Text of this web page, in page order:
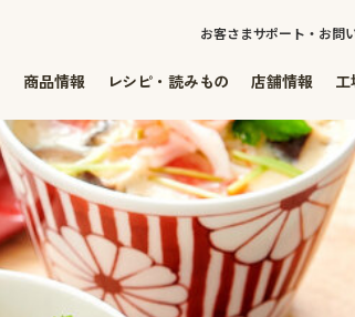
お客さまサポート・お問
商品情報 レシピ・読みもの 店舗情報 工